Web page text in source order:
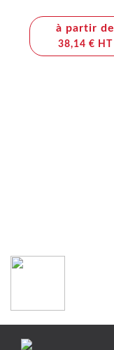
à partir de
38,14 € HT